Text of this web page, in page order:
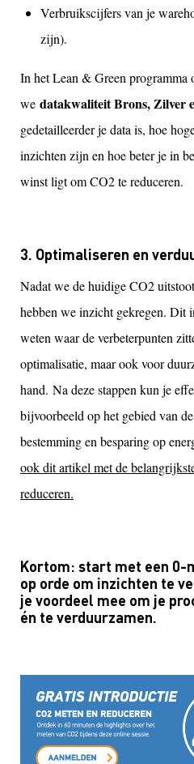
Verbruikscijfers van je
zijn).
In het Lean & Green programma
we datakwaliteit Brons, Zilver
gedetailleerder je data is, hoe
inzichten zijn en hoe beter je in
winst ligt om CO2 te reduceren.
3. Optimaliseren en
Nadat we de huidige CO2
hebben we inzicht gekregen. Dit
weten waar de verbeterpunten
optimalisatie, maar ook voor
hand. Na deze stappen kun je
bijvoorbeeld op het gebied van
bestemming en besparing op
ook dit artikel met de
reduceren.
Kortom: start met een 0-
op orde om inzichten te
je voordeel mee om je
én te verduurzamen.